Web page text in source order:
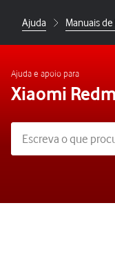
Ajuda Manuais
Ajuda e apoio para
Xiaomi